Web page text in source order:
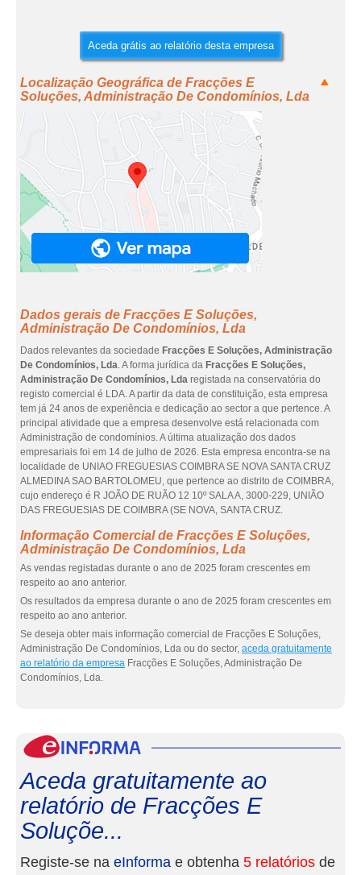
Aceda grátis ao relatório desta empresa
Localização Geográfica de Fracções E
Soluções, Administração De Condomínios, Lda
Dados gerais de Fracções E Soluções,
Administração De Condomínios, Lda
Dados relevantes da sociedade Fracções E Soluções, Administração
De Condomínios, Lda. A forma jurídica da Fracções E Soluções,
Administração De Condomínios, Lda registada na conservatória do
registo comercial é LDA. A partir da data de constituição, esta empresa
tem já 24 anos de experiência e dedicação ao sector a que pertence. A
principal atividade que a empresa desenvolve está relacionada com
Administração de condomínios. A última atualização dos dados
empresariais foi em 14 de julho de 2026. Esta empresa encontra-se na
localidade de UNIAO FREGUESIAS COIMBRA SE NOVA SANTA CRUZ
ALMEDINA SAO BARTOLOMEU, que pertence ao distrito de COIMBRA,
cujo endereço é R JOÃO DE RUÃO 12 10º SALA A, 3000-229, UNIÃO
DAS FREGUESIAS DE COIMBRA (SE NOVA, SANTA CRUZ.
Informação Comercial de Fracções E Soluções,
Administração De Condomínios, Lda
As vendas registadas durante o ano de 2025 foram crescentes em
respeito ao ano anterior.
Os resultados da empresa durante o ano de 2025 foram crescentes em
respeito ao ano anterior.
Se deseja obter mais informação comercial de Fracções E Soluções,
Administração De Condomínios, Lda ou do sector, aceda gratuitamente
ao relatório da empresa Fracções E Soluções, Administração De
Condomínios, Lda.
Aceda gratuitamente ao
relatório de Fracções E
Soluçõe...
Registe-se na eInforma e obtenha 5 relatórios de